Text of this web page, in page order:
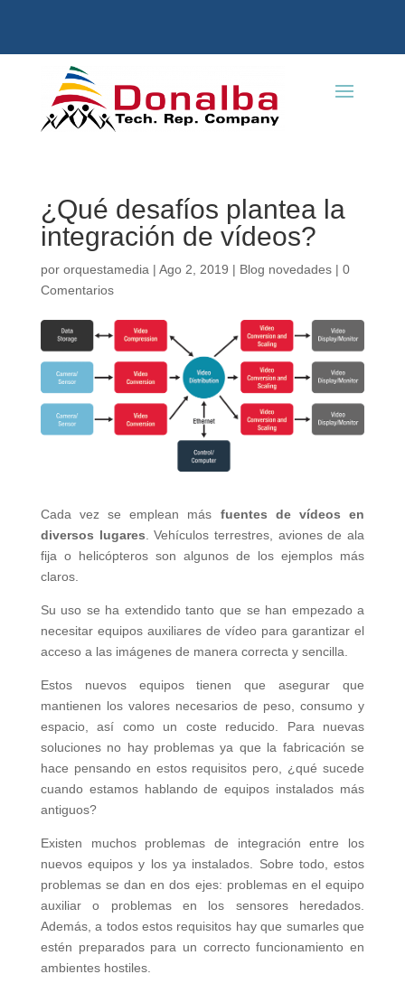
¿Qué desafíos plantea la
integración de vídeos?
por orquestamedia | Ago 2, 2019 | Blog novedades| 0
Comentarios
Cada vez se emplean más fuentes de vídeos en
diversos lugares. Vehículos terrestres, aviones de ala
fija o helicópteros son algunos de los ejemplos más
claros.
Su uso se ha extendido tanto que se han empezado a
necesitar equipos auxiliares de vídeo para garantizar el
acceso a las imágenes de manera correcta y sencilla.
Estos nuevos equipos tienen que asegurar que
mantienen los valores necesarios de peso, consumo y
espacio, así como un coste reducido. Para nuevas
soluciones no hay problemas ya que la fabricación se
hace pensando en estos requisitos pero, ¿qué sucede
cuando estamos hablando de equipos instalados más
antiguos?
Existen muchos problemas de integración entre los
nuevos equipos y los ya instalados. Sobre todo, estos
problemas se dan en dos ejes: problemas en el equipo
auxiliar o problemas en los sensores heredados.
Además, a todos estos requisitos hay que sumarles que
estén preparados para un correcto funcionamiento en
ambientes hostiles.